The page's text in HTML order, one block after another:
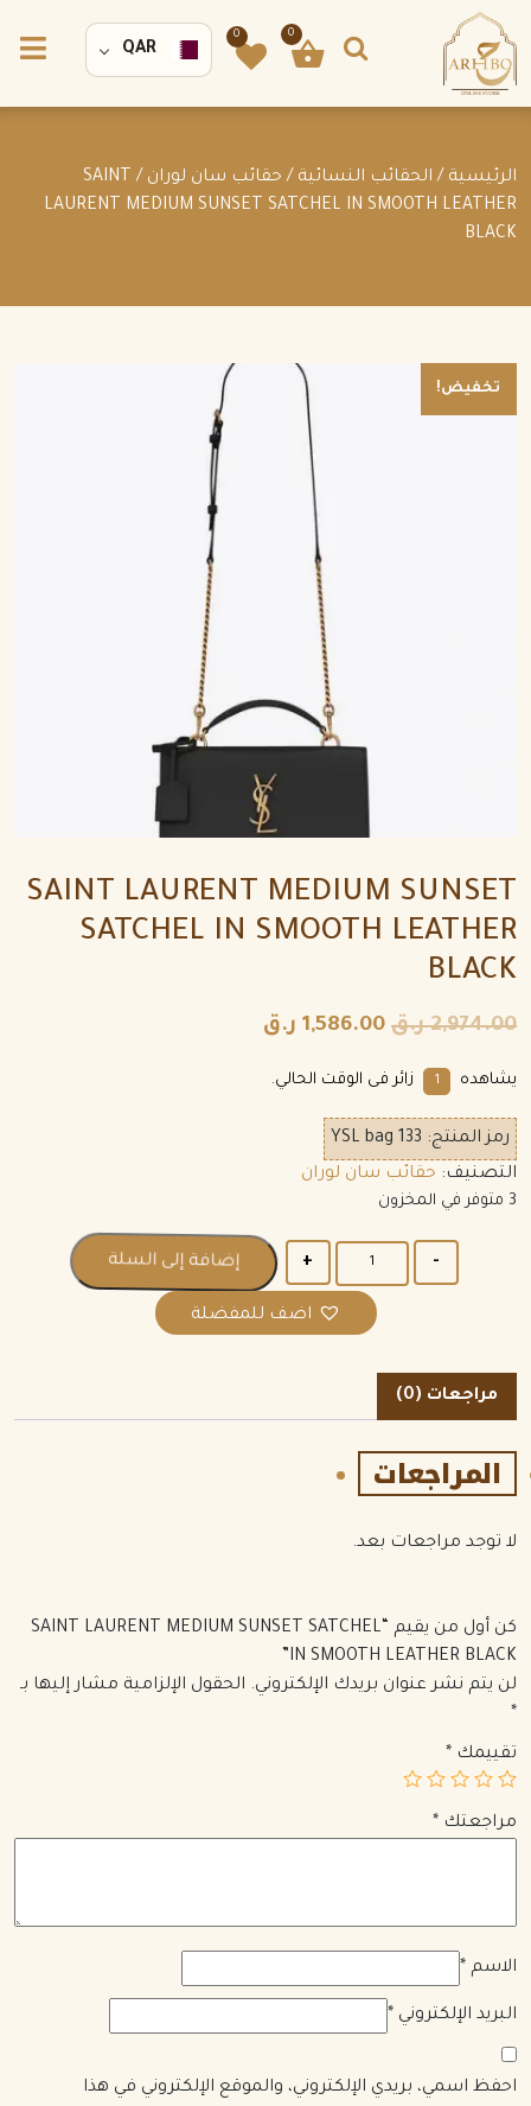
0
0
QAR
الرئيسية / الحقائب النسائية / حقائب سان لوران
/ SAINT
LAURENT MEDIUM SUNSET SATCHEL IN SMOOTH LEATHER
BLACK
تخفيض!
SAINT LAURENT MEDIUM SUNSET
SATCHEL IN SMOOTH LEATHER
BLACK
2,974.00 ر.ق 1,586.00 ر.ق
يشاهده 6 زائر فى الوقت الحالي.
رمز المنتج: YSL bag 133
التصنيف: حقائب سان لوران
3 متوفر في المخزون
إضافة إلى السلة
اضف للمفضلة
مراجعات (0)
المراجعات
لا توجد مراجعات بعد.
كن أول من يقيم “SAINT LAURENT MEDIUM SUNSET SATCHEL
IN SMOOTH LEATHER BLACK”
لن يتم نشر عنوان بريدك الإلكتروني. الحقول الإلزامية مشار إليها بـ
*
تقييمك *
مراجعتك *
الاسم *
البريد الإلكتروني *
احفظ اسمي، بريدي الإلكتروني، والموقع الإلكتروني في هذا